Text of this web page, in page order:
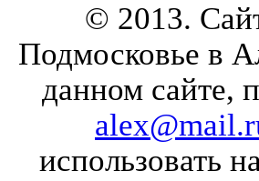
© 2013.
Подмосковье в
данном сайте,
использовать